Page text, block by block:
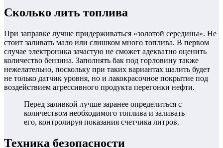
Сколько лить топлива
При заправке лучше придерживаться «золотой середины». Не
стоит заливать мало или слишком много топлива. В первом
случае электроника зачастую не сможет адекватно оценить
количество бензина. Заполнять бак под горловину также
нежелательно, поскольку при таких вариантах шалить будет
не только датчик уровня, но и лакокрасочное покрытие под
воздействием агрессивного продукта перегонки нефти.
Перед заливкой лучше заранее определиться с
количеством необходимого топлива и заливать
его, контролируя показания счетчика литров.
Техника безопасности